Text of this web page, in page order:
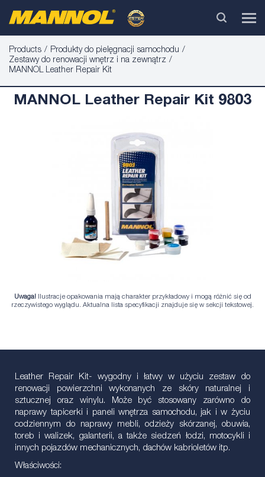
Products
Produkty do pielęgnacji samochodu
Zestawy do renowacji wnętrz i na zewnątrz
MANNOL Leather Repair Kit
MANNOL Leather Repair Kit 9803
Uwaga! Ilustracje opakowania mają charakter przykładowy i mogą różnić się od
rzeczywistego wyglądu. Aktualna lista specyfikacji znajduje się w sekcji tekstowej.
Leather Repair Kit- wygodny i łatwy w użyciu zestaw do
renowacji powierzchni wykonanych ze skóry naturalnej i
sztucznej oraz winylu. Może być stosowany zarówno do
naprawy tapicerki i paneli wnętrza samochodu, jak i w życiu
codziennym do naprawy mebli, odzieży skórzanej, obuwia,
toreb i walizek, galanterii, a także siedzeń łodzi, motocykli i
innych pojazdów mechanicznych, dachów kabrioletów itp.
Właściwości: